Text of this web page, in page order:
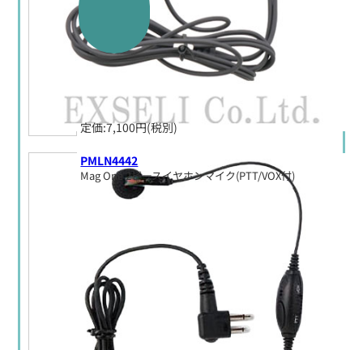
定価:7,100円(税別)
PMLN4442
Mag One 2ピースイヤホンマイク(PTT/VOX付)